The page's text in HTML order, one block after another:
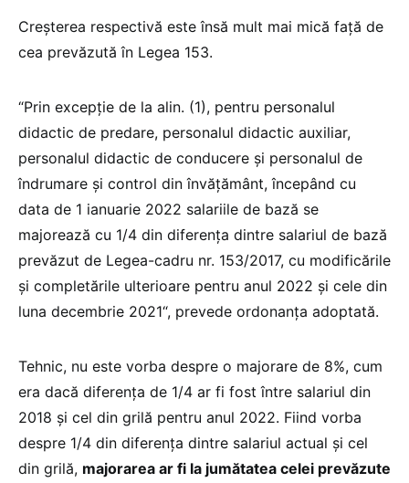
Creșterea respectivă este însă mult mai mică față de
cea prevăzută în Legea 153.
“Prin excepție de la alin. (1), pentru personalul
didactic de predare, personalul didactic auxiliar,
personalul didactic de conducere şi personalul de
îndrumare şi control din învăţământ, începând cu
data de 1 ianuarie 2022 salariile de bază se
majorează cu 1/4 din diferenţa dintre salariul de bază
prevăzut de Legea-cadru nr. 153/2017, cu modificările
și completările ulterioare pentru anul 2022 şi cele din
luna decembrie 2021“, prevede ordonanța adoptată.
Tehnic, nu este vorba despre o majorare de 8%, cum
era dacă diferența de 1/4 ar fi fost între salariul din
2018 și cel din grilă pentru anul 2022. Fiind vorba
despre 1/4 din diferența dintre salariul actual și cel
din grilă, majorarea ar fi la jumătatea celei prevăzute